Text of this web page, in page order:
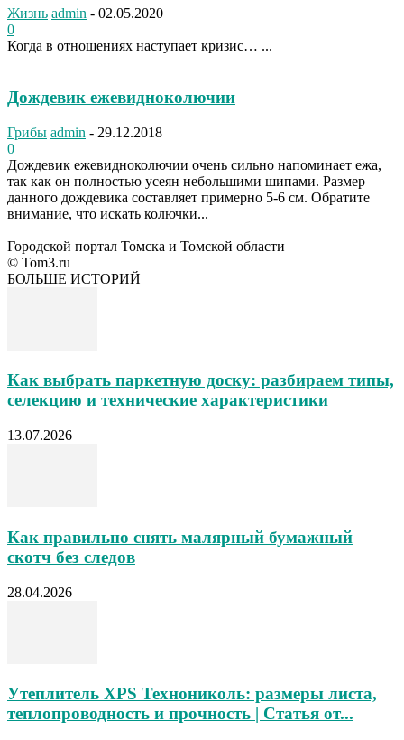
Жизнь admin - 02.05.2020
0
Когда в отношениях наступает кризис… ...
Дождевик ежевидноколючии
Грибы admin - 29.12.2018
0
Дождевик ежевидноколючии очень сильно напоминает ежа,
так как он полностью усеян небольшими шипами. Размер
данного дождевика составляет примерно 5-6 см. Обратите
внимание, что искать колючки...
Городской портал Томска и Томской области
© Tom3.ru
БОЛЬШЕ ИСТОРИЙ
Как выбрать паркетную доску: разбираем типы,
селекцию и технические характеристики
13.07.2026
Как правильно снять малярный бумажный
скотч без следов
28.04.2026
Утеплитель XPS Технониколь: размеры листа,
теплопроводность и прочность | Статья от...